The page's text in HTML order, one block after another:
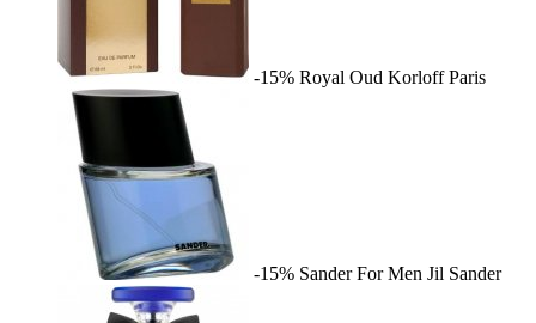
-15% Royal Oud Korloff Paris
-15% Sander For Men Jil Sander